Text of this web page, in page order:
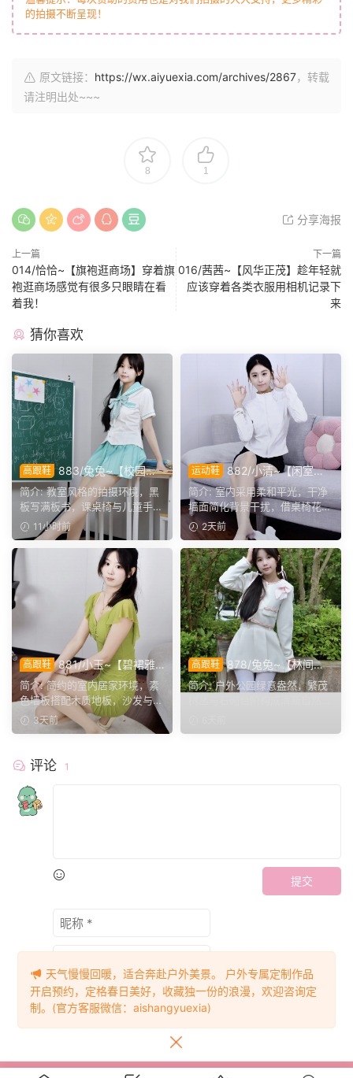
的拍摄不断呈现！
原文链接： https://wx.aiyuexia.com/archives/2867，转载
请注明出处~~~
8 1
分享海报
上一篇
014/恰恰~【旗袍逛商场】穿着旗
袍逛商场感觉有很多只眼睛在看
着我！
下一篇
016/茜茜~【风华正茂】趁年轻就
应该穿着各类衣服用相机记录下
来
猜你喜欢
高跟鞋 883/兔兔~【校园清
欢】黑板课桌椅为伴，水手服
演绎烂漫青春光景。
简介: 教室风格的拍摄环境，黑
板写满板书，课桌椅与儿童手绘
作品烘托校园氛围。兔...
11小时前
运动鞋
882/小清~【闲室倩
影】素室柔光映穿搭，多样姿
态演绎清爽休闲格调。
简介: 室内采用柔和平光，干净
墙面简化背景干扰，借桌椅花艺
丰富画面层次。兼顾全...
2天前
高跟鞋 881/小玉~【碧裙雅
姿】一室柔光衬绿裙，错落姿
态尽显温婉格调。
简介: 简约的室内居家环境，素
色墙板搭配木质地板，沙发与办
公椅丰富场景层次。小...
3天前
高跟鞋 878/兔兔~【林间甜
序】公园翠色环绕，粉白装
束，动静间尽显少女娇柔风
简介: 户外公园绿意盎然，繁茂
评论 1
提交
天气慢慢回暖，适合奔赴户外美景。 户外专属定制作品
开启预约，定格春日美好，收藏独一份的浪漫，欢迎咨询定
制。(官方客服微信：aishangyuexia)